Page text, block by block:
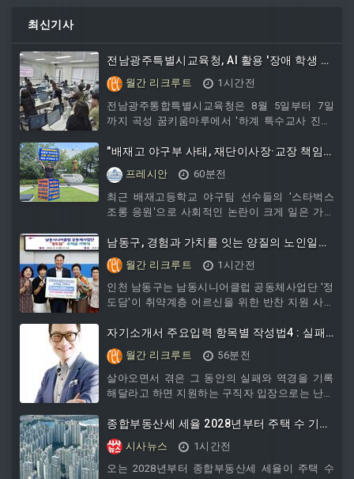
최신기사
전남광주특별시교육청, AI 활용 '장애 학생 진
로·직업교육' 강화
월간 리크루트
1시간전
전남광주통합특별시교육청은 8월 5일부터 7일
까지 곡성 꿈키움마루에서 '하계 특수교사 진로·
애 학생 진로·직업교육의 질을 높이고 특수교사
의 현장 맞춤형 교수·학습 역량을 강화하기 위해
마련됐다. 생성형 AI와 에듀테크를 활용한 수업
설계, 교수·학습자료 제작, 업무 효율화 등 실제
교육 현장에서 활용 가능한 실습 중심 프로그램
용한 영상 콘텐츠 제작 및 편집, AI를 활용한 행정
및 학급 운영 업무 효율화, 특수교육 현장 AI 활용
사례,
"배재고 야구부 사태, 재단이사장·교장 책임
지고 사퇴하라"
프레시안
60분전
최근 배재고등학교 야구팀 선수들의 '스타벅스
조롱 응원'으로 사회적인 논란이 크게 일은 가운
단정상화 추진위원회'가 "황문찬 ...
남동구, 경험과 가치를 잇는 양질의 노인일자
리 창출 앞장
월간 리크루트
1시간전
인천 남동구는 남동시니어클럽 공동체사업단 '정
도담'이 취약계층 어르신을 위한 반찬 지원 사업
6일 밝혔다.기탁식에는 남동시니어클럽 관계자
와 공동체사업단 참여 어르신 등이 참석해 지역
사회 나눔 실천의 의미를 함께 나눴다.공동체사
업단 '정도담'은 어르신들이 조리사 자격증을 취
득해 기술과 경험, 역량을 활용한 맞춤형 사업단
만들어 판매하는 노인 일자리 사업을 추진해 왔
으며 그 성과를 통해 얻은 수익금을 남동구청에
기탁했다.기탁된 수익금은 '통합돌
자기소개서 주요입력 항목별 작성법4 : 실패
와 역경 키포인트와 합격한 자소서 분석
월간 리크루트
56분전
살아오면서 겪은 그 동안의 실패와 역경을 기록
해달라고 하면 지원하는 구직자 입장으로는 난감
지 말할 정도의 드라마틱한 사건이 없기 때문이
다. 역경 하면 영화나 드라마에서 나오는 극한의
상황을 떠올리는 경우가 많다.그러나 굳이 그렇
게 거창한 고난과 역경이 아니어도 괜찮다. 물론
종합부동산세 세율 2028년부터 주택 수 기준
차등세율 폐지·주택가액 기준으로 0.5∼5%로
일원화
시사뉴스
1시간전
오는 2028년부터 종합부동산세 세율이 주택 수